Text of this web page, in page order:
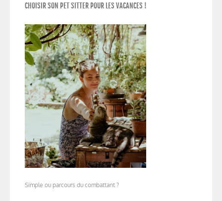
CHOISIR SON PET SITTER POUR LES VACANCES !
Simple ou parcours du combattant ?